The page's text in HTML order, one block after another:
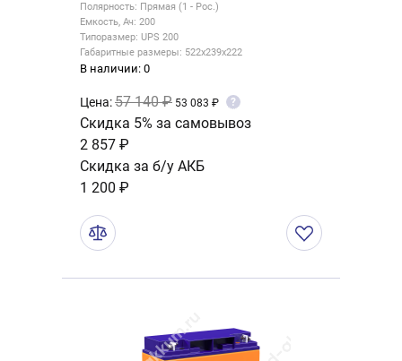
Полярность: Прямая (1 - Рос.)
Емкость, Ач: 200
Типоразмер: UPS 200
Габаритные размеры: 522x239x222
В наличии: 0
Цена:57 140 ₽ 53 083 ₽ ?
Скидка 5% за самовывоз
2 857 ₽
Скидка за б/у АКБ
1 200 ₽